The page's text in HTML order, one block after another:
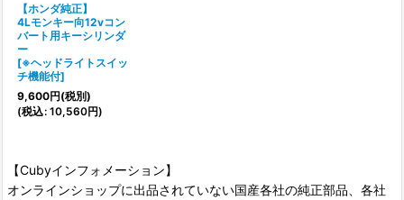
【ホンダ純正】
4Lモンキー向12vコン
バート用キーシリンダ
ー
[※ヘッドライトスイッ
チ機能付]
9,600円(税別)
(税込: 10,560円)
【Cubyインフォメーション】
オンラインショップに出品されていない国産各社の純正部品、各社